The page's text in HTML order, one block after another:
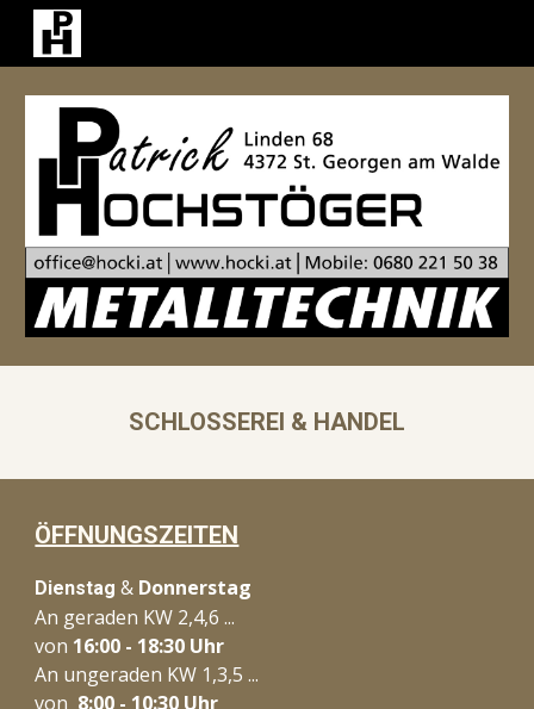
Skip to main content
SCHLOSSEREI & HANDEL
ÖFFNUNGSZEITEN
Dienstag& Donnerstag
An geraden KW 2,4,6 ...
von 16:00 - 18:30 Uhr
An ungeraden KW 1,3,5 ...
von 8:00 - 10:30 Uhr